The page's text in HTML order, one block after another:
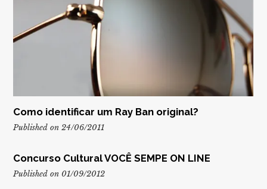
Como identificar um Ray Ban original?
Published on 24/06/2011
Concurso Cultural VOCÊ SEMPE ON LINE
Published on 01/09/2012